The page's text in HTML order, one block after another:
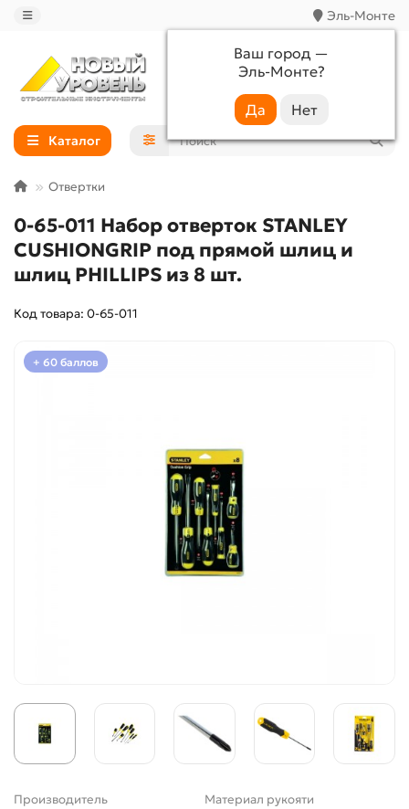
Эль-Монте
Ваш город —
Эль-Монте?
+7 (988) 233-44-52
Каталог
Отвертки
0-65-011 Набор отверток STANLEY
CUSHIONGRIP под прямой шлиц и
шлиц PHILLIPS из 8 шт.
Код товара: 0-65-011
+ 60 баллов
Производитель Материал рукояти